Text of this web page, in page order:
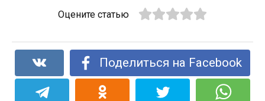
Оцените статью
Поделиться на Facebook